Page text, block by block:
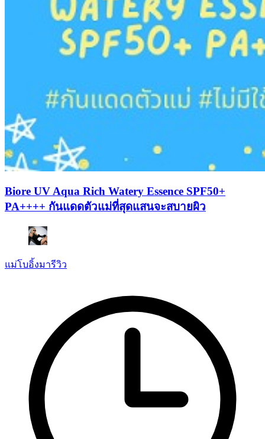
Biore UV Aqua Rich Watery Essence SPF50+
PA++++ กันแดดตัวแม่ที่สุดแสนจะสบายผิว
แม่โบอิ้งมารีวิว